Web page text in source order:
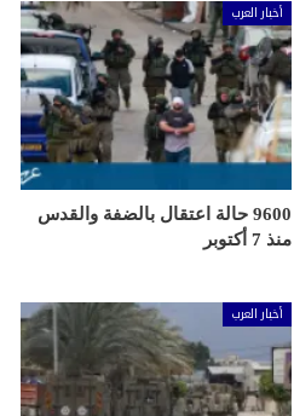
أخبار العرب
9600 حالة اعتقال بالضفة والقدس
منذ 7 أكتوبر
أخبار العرب